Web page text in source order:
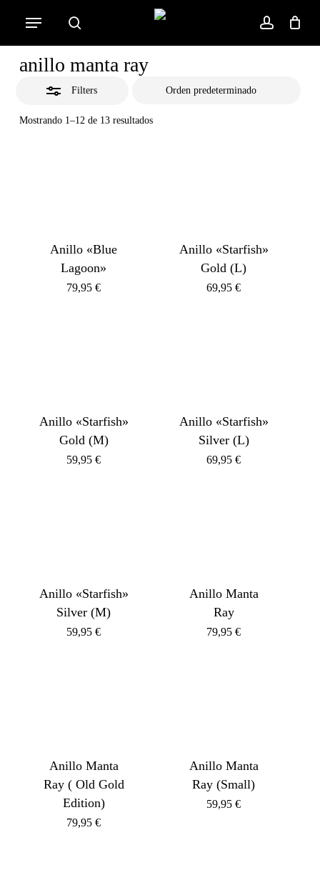
main
content
search account
Menu
Cart
Close
anillo manta ray
Filters
Mostrando 1–12 de 13 resultados
Close
Filters
Anillo «Blue
Lagoon»
79,95€
Anillo «Starfish»
Gold (L)
69,95€
Anillo «Starfish»
Gold (M)
59,95€
Anillo «Starfish»
Silver (L)
69,95€
Anillo «Starfish»
Silver (M)
59,95€
Anillo Manta
Ray
79,95€
Anillo Manta
Ray ( Old Gold
Edition)
79,95€
Anillo Manta
Ray (Small)
59,95€